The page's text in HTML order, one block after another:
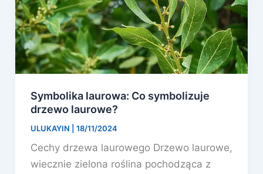
Symbolika laurowa: Co symbolizuje
drzewo laurowe?
ULUKAYIN 18/11/2024
Cechy drzewa laurowego Drzewo laurowe,
wiecznie zielona roślina pochodząca z